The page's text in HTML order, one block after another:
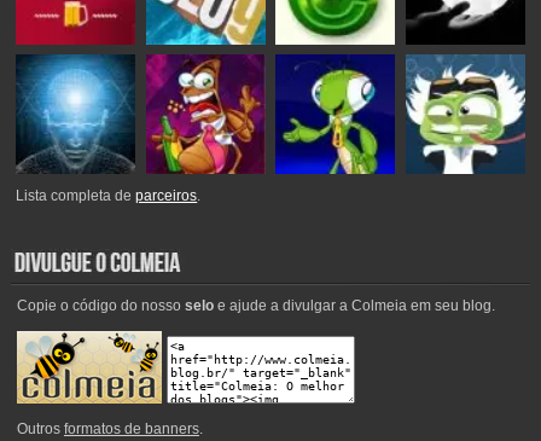
Lista completa deparceiros.
Copie o código do nosso seloe ajude a divulgar a Colmeia em seu blog.
Outros formatos de banners.